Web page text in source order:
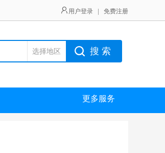
用户登录 免费注册
选择地区 搜 索
更多服务